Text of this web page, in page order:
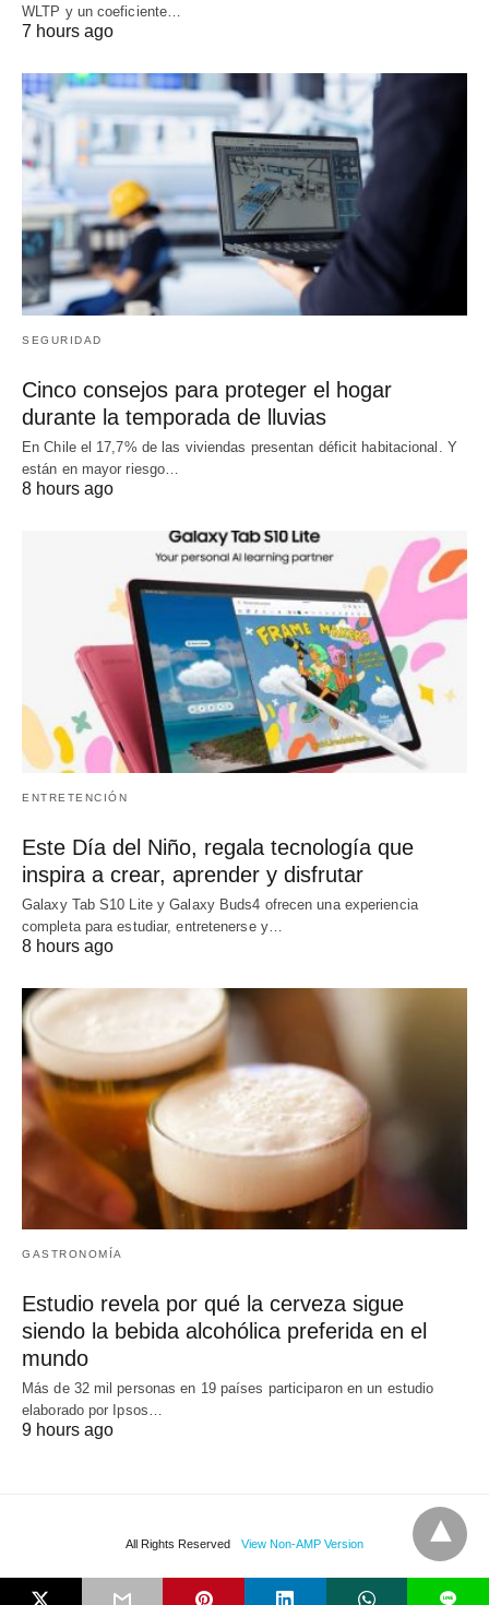
WLTP y un coeficiente…
7 hours ago
SEGURIDAD
Cinco consejos para proteger el hogar
durante la temporada de lluvias
En Chile el 17,7% de las viviendas presentan déficit habitacional. Y
están en mayor riesgo…
8 hours ago
ENTRETENCIÓN
Este Día del Niño, regala tecnología que
inspira a crear, aprender y disfrutar
Galaxy Tab S10 Lite y Galaxy Buds4 ofrecen una experiencia
completa para estudiar, entretenerse y…
8 hours ago
GASTRONOMÍA
Estudio revela por qué la cerveza sigue
siendo la bebida alcohólica preferida en el
mundo
Más de 32 mil personas en 19 países participaron en un estudio
elaborado por Ipsos…
9 hours ago
All Rights Reserved View Non-AMP Version
L